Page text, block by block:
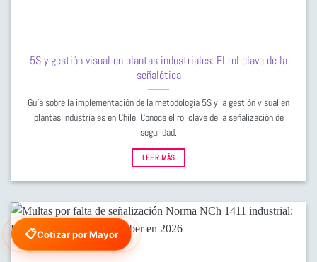
5S y gestión visual en plantas industriales: El rol clave de la
señalética
Guía sobre la implementación de la metodología 5S y la gestión visual en
plantas industriales en Chile. Conoce el rol clave de la señalización de
seguridad.
LEER MÁS
📋Cotizar por Mayor